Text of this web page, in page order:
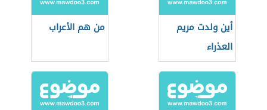
أين ولدت مريم
العذراء
من هم الأعراب